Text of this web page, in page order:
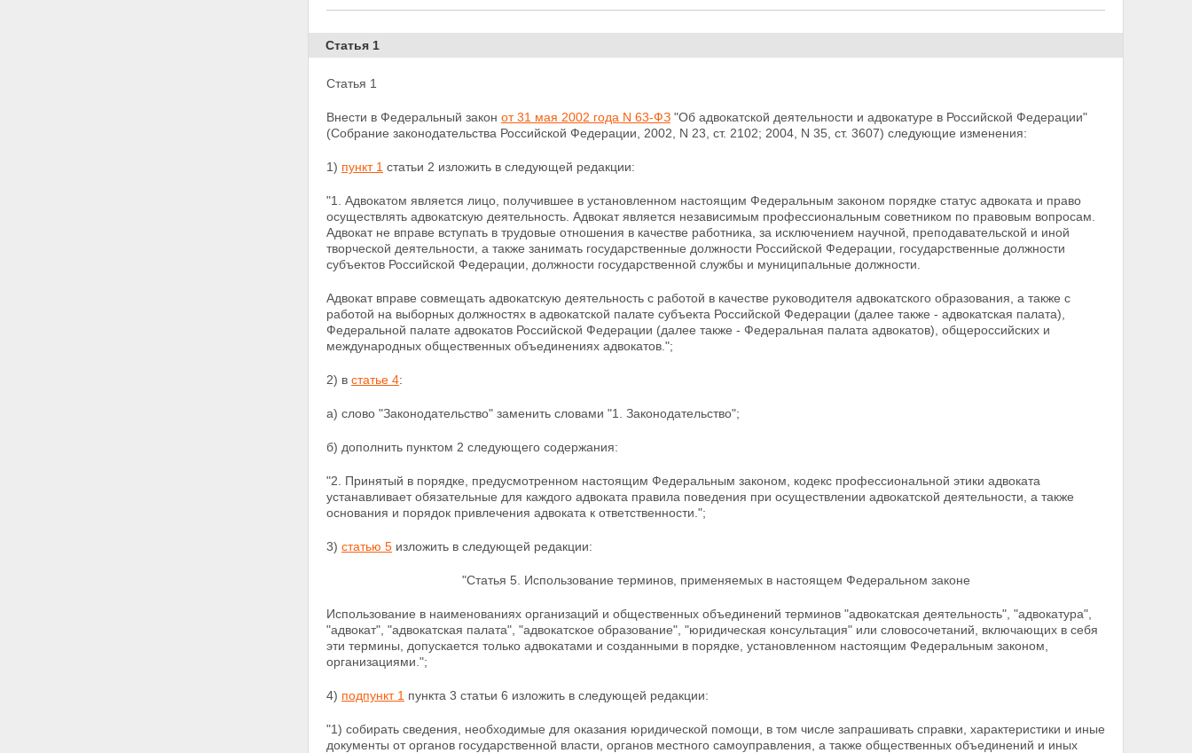
Статья 1
Статья 1
Внести в Федеральный закон от 31 мая 2002 года N 63-ФЗ "Об адвокатской деятельности и адвокатуре в Российской Федерации"
(Собрание законодательства Российской Федерации, 2002, N 23, ст. 2102; 2004, N 35, ст. 3607) следующие изменения:
1) пункт 1 статьи 2 изложить в следующей редакции:
"1. Адвокатом является лицо, получившее в установленном настоящим Федеральным законом порядке статус адвоката и право
осуществлять адвокатскую деятельность. Адвокат является независимым профессиональным советником по правовым вопросам.
Адвокат не вправе вступать в трудовые отношения в качестве работника, за исключением научной, преподавательской и иной
творческой деятельности, а также занимать государственные должности Российской Федерации, государственные должности
субъектов Российской Федерации, должности государственной службы и муниципальные должности.
Адвокат вправе совмещать адвокатскую деятельность с работой в качестве руководителя адвокатского образования, а также с
работой на выборных должностях в адвокатской палате субъекта Российской Федерации (далее также - адвокатская палата),
Федеральной палате адвокатов Российской Федерации (далее также - Федеральная палата адвокатов), общероссийских и
международных общественных объединениях адвокатов.";
2) в статье 4:
а) слово "Законодательство" заменить словами "1. Законодательство";
б) дополнить пунктом 2 следующего содержания:
"2. Принятый в порядке, предусмотренном настоящим Федеральным законом, кодекс профессиональной этики адвоката
устанавливаетобязательные для каждого адвоката правила поведения при осуществлении адвокатской деятельности, а также
основания и порядок привлечения адвоката к ответственности.";
3) статью 5 изложить в следующей редакции:
"Статья 5. Использование терминов, применяемых в настоящем Федеральном законе
Использование в наименованиях организаций и общественных объединений терминов "адвокатская деятельность", "адвокатура",
"адвокат", "адвокатская палата", "адвокатское образование", "юридическая консультация" или словосочетаний, включающих в себя
эти термины, допускается только адвокатами и созданными в порядке, установленном настоящим Федеральным законом,
организациями.";
4) подпункт 1 пункта 3 статьи 6 изложить в следующей редакции:
"1) собирать сведения, необходимые для оказания юридической помощи, в том числе запрашивать справки, характеристики и иные
документы от органов государственной власти, органов местного самоуправления, а также общественных объединений и иных